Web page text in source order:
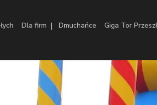
Dla firm | Dmuchańce Giga Tor